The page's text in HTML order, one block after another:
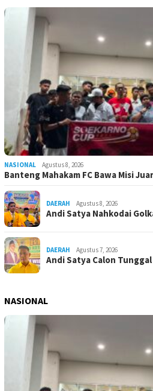
NASIONAL Agustus 8, 2026
Banteng Mahakam FC Bawa Misi
DAERAH Agustus 8, 2026
Andi Satya Nahkodai
DAERAH Agustus 7, 2026
Andi Satya Calon
NASIONAL